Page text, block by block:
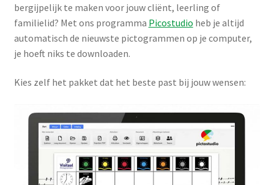
bergijpelijk te maken voor jouw cliënt, leerling of
familielid? Met ons programma Picostudio heb je altijd
automatisch de nieuwste pictogrammen op je computer,
je hoeft niks te downloaden.
Kies zelf het pakket dat het beste past bij jouw wensen: